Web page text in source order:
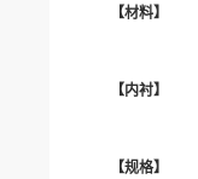
【材料】
【内衬】
【规格】